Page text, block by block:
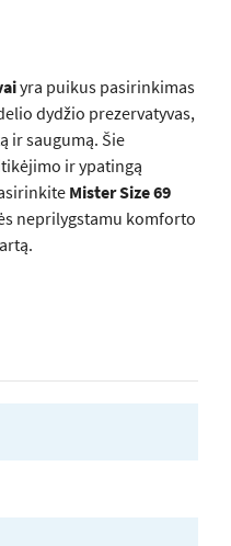
yra puikus pasirinkimas
dydžio prezervatyvas,
ir saugumą. Šie
ir ypatingą
Mister Size 69
neprilygstamu komforto